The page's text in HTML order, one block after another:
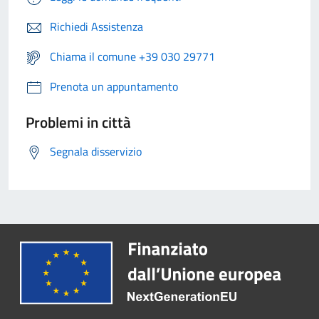
Richiedi Assistenza
Chiama il comune +39 030 29771
Prenota un appuntamento
Problemi in città
Segnala disservizio